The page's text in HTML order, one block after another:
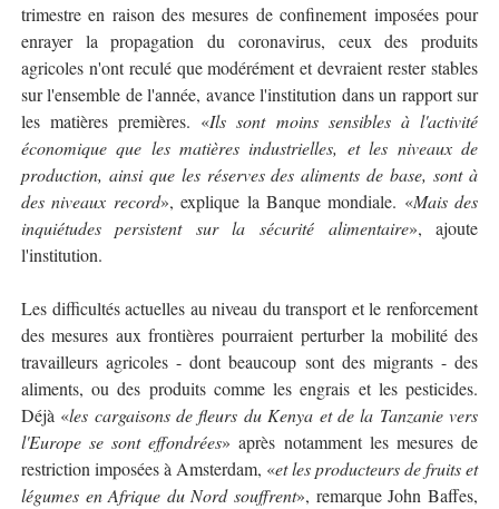
trimestre en raison des mesures de confinement imposées pour
enrayer la propagation du coronavirus, ceux des produits
agricoles n'ont reculé que modérément et devraient rester stables
sur l'ensemble de l'année, avance l'institution dans un rapport sur
les matières premières. «Ils sont moins sensibles à l'activité
économique que les matières industrielles, et les niveaux de
production, ainsi que les réserves des aliments de base, sont à
des niveaux record», explique la Banque mondiale. «Mais des
inquiétudes persistent sur la sécurité alimentaire», ajoute
l'institution.
Les difficultés actuelles au niveau du transport et le renforcement
des mesures aux frontières pourraient perturber la mobilité des
travailleurs agricoles - dont beaucoup sont des migrants - des
aliments, ou des produits comme les engrais et les pesticides.
Déjà «les cargaisons de fleurs du Kenya et de la Tanzanie vers
l'Europe se sont effondrées» après notamment les mesures de
restriction imposées à Amsterdam, «et les producteurs de fruits et
légumes en Afrique du Nord souffrent», remarque John Baffes,